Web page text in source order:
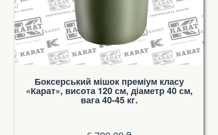
Боксерський мішок преміум класу
«Карат», висота 120 см, діаметр 40 см,
вага 40-45 кг.